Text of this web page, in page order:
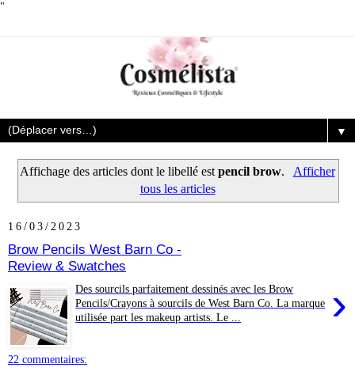
"
▼
Affichage des articles dont le libellé estpencil brow.
Afficher
tous les articles
16/03/2023
Brow Pencils West Barn Co -
Review & Swatches
›
Des sourcils parfaitement dessinés avec les Brow
Pencils/Crayons à sourcils de West Barn Co. La marque
utilisée part les makeup artists. Le ...
22 commentaires: